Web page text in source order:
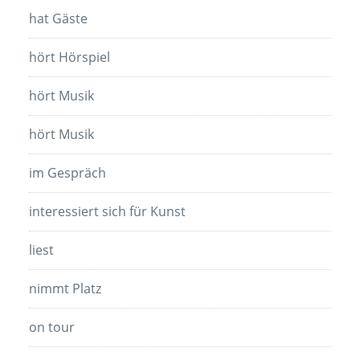
hat Gäste
hört Hörspiel
hört Musik
hört Musik
im Gespräch
interessiert sich für Kunst
liest
nimmt Platz
on tour